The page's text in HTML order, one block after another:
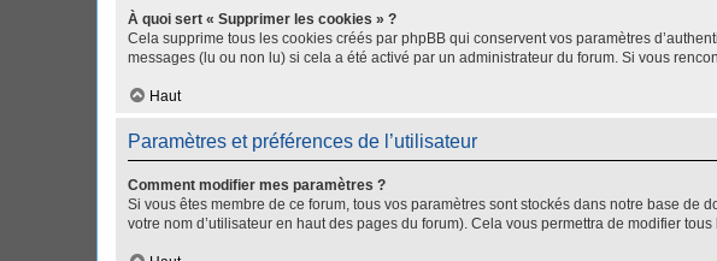
À quoi sert « Supprimer les cookies » ?
Cela supprime tous les cookies créés par phpBB qui conservent vos paramètres
messages (lu ou non lu) si cela a été activé par un administrateur du forum. Si vous
Haut
Paramètres et préférences de l’utilisateur
Comment modifier mes paramètres ?
Si vous êtes membre de ce forum, tous vos paramètres sont stockés dans notre base de
votre nom d’utilisateur en haut des pages du forum). Cela vous permettra de modifier